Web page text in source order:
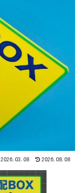
2026.03.08 2026.08.08